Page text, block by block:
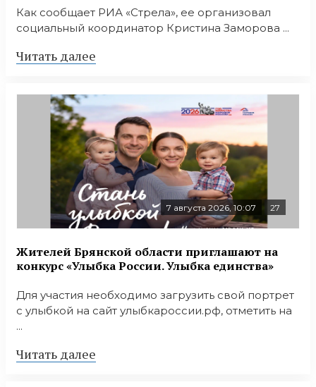
Как сообщает РИА «Стрела», ее организовал
социальный координатор Кристина Заморова ...
Читать далее
7 августа 2026, 10:07 27
Жителей Брянской области приглашают на
конкурс «Улыбка России. Улыбка единства»
Для участия необходимо загрузить свой портрет
с улыбкой на сайт улыбкароссии.рф, отметить на
...
Читать далее